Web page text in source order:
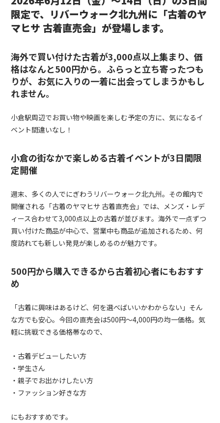
限定で、リバーウォーク北九州に「古着のヤ
マヒサ 古着直売会」が登場します。
海外で買い付けた古着が3,000点以上集まり、価
格はなんと500円から。ふらっと立ち寄ったつも
りが、お気に入りの一着に出会ってしまうかもし
れません。
小倉駅周辺でお買い物や映画を楽しむ予定の方に、気になるイ
ベント間違いなし！
小倉の街なかで楽しめる古着イベントが3日間限
定開催
週末、多くの人でにぎわうリバーウォーク北九州。その館内で
開催される「古着のヤマヒサ 古着直売会」では、メンズ・レデ
ィース合わせて3,000点以上の古着が並びます。海外で一点ずつ
買い付けた商品が中心で、営業中も商品が追加されるため、何
度訪れても新しい発見が楽しめるのが魅力です。
500円から購入できるから古着初心者にもおすす
め
「古着に興味はあるけど、何を選べばいいかわからない」そん
な方でも安心。今回の直売会は500円〜4,000円の均一価格。気
軽に挑戦できる価格帯なので、
・古着デビューしたい方
・学生さん
・親子でお出かけしたい方
・ファッション好きな方
にもおすすめです。